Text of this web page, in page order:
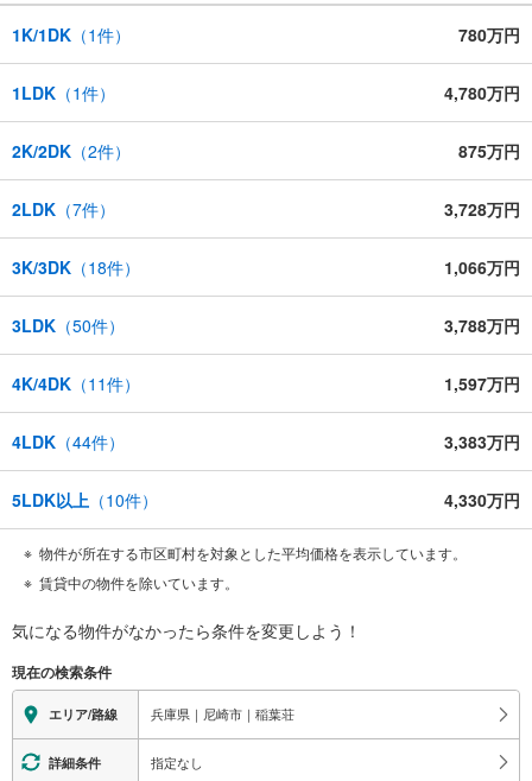
1K/1DK （1件） 780万円
1LDK （1件） 4,780万円
2K/2DK （2件） 875万円
2LDK （7件） 3,728万円
3K/3DK （18件） 1,066万円
3LDK （50件） 3,788万円
4K/4DK （11件） 1,597万円
4LDK （44件） 3,383万円
5LDK以上 （10件） 4,330万円
物件が所在する市区町村を対象とした平均価格を表示しています。
賃貸中の物件を除いています。
気になる物件がなかったら条件を変更しよう！
現在の検索条件
エリア/路線 兵庫県｜尼崎市｜稲葉荘
詳細条件 指定なし